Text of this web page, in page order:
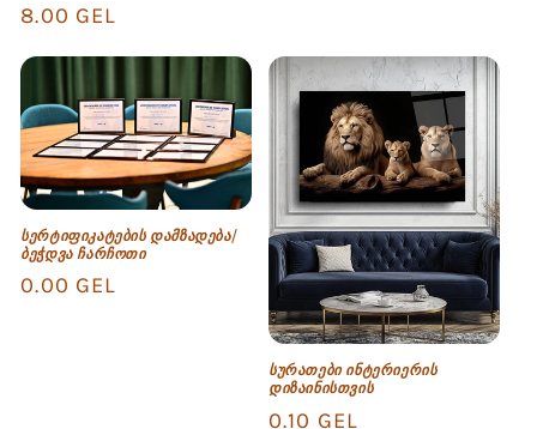
Regular
8.00 GEL
სერტიფიკატების დამზადება/
ბეჭდვა ჩარჩოთი
Regular
0.00 GEL
სურათები ინტერიერის
დიზაინისთვის
Regular
0.10 GEL